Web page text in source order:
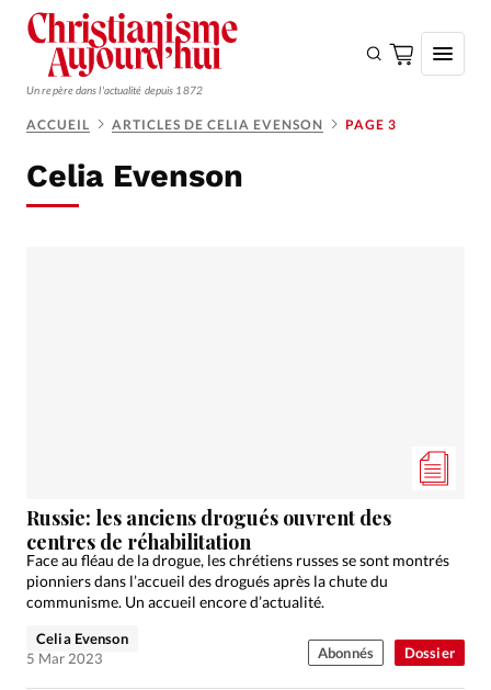
Un repère dans l'actualité depuis 1872
Monde
Devise: CHF
RUBRIQUES
Tous les articles
Actualité chrétienne
Actualité internationale
Dossier
Génération réveil
Monde
ACCUEIL ARTICLES DE CELIA EVENSON PAGE 3
Celia Evenson
Dossier
Russie: les anciens drogués ouvrent des
centres de réhabilitation
Face au fléau de la drogue, les chrétiens russes se sont montrés
pionniers dans l’accueil des drogués après la chute du
communisme. Un accueil encore d’actualité.
Celia Evenson
5 Mar 2023
Abonnés